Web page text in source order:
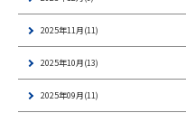
2025年11月(11)
2025年10月(13)
2025年09月(11)